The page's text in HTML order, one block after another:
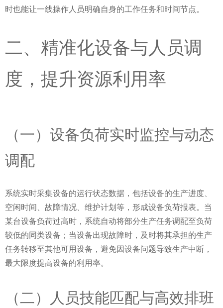
时也能让一线操作人员明确自身的工作任务和时间节点。
二、精准化设备与人员调
度，提升资源利用率
（一）设备负荷实时监控与动态
调配
系统实时采集设备的运行状态数据，包括设备的生产进度、
空闲时间、故障情况、维护计划等，形成设备负荷报表。当
某台设备负荷过高时，系统自动将部分生产任务调配至负荷
较低的同类设备；当设备出现故障时，及时将其承担的生产
任务转移至其他可用设备，避免因设备问题导致生产中断，
最大限度提高设备的利用率。
（二）人员技能匹配与高效排班